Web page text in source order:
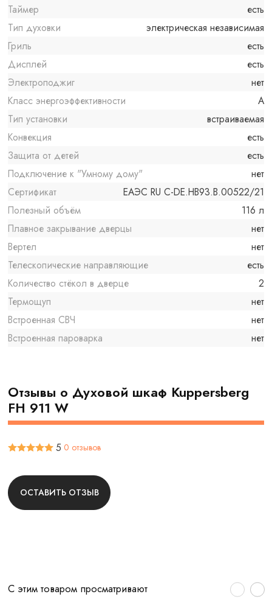
Таймер
есть
Тип духовки
электрическая независимая
Гриль
есть
Дисплей
есть
Электроподжиг
нет
Класс энергоэффективности
A
Тип установки
встраиваемая
Конвекция
есть
Защита от детей
есть
Подключение к "Умному дому"
нет
Сертификат
ЕАЭС RU С-DE.HB93.B.00522/21
Полезный объём
116 л
Плавное закрывание дверцы
нет
Вертел
нет
Телескопические направляющие
есть
Количество стёкол в дверце
2
Термощуп
нет
Встроенная СВЧ
нет
Встроенная пароварка
нет
Отзывы о Духовой шкаф Kuppersberg
FH 911 W
5 0 отзывов
ОСТАВИТЬ ОТЗЫВ
С этим товаром просматривают